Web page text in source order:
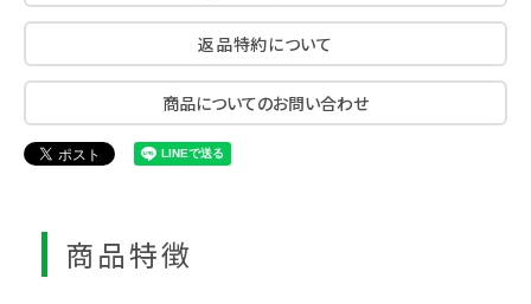
返品特約について
商品についてのお問い合わせ
商品特徴